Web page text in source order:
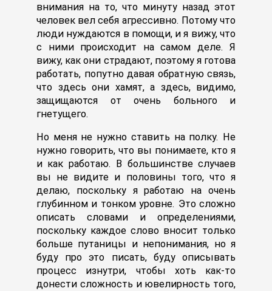
внимания на то, что минуту назад этот
человек вел себя агрессивно. Потому что
люди нуждаются в помощи, и я вижу, что
с ними происходит на самом деле. Я
вижу, как они страдают, поэтому я готова
работать, попутно давая обратную связь,
что здесь они хамят, а здесь, видимо,
защищаются от очень больного и
гнетущего.
Но меня не нужно ставить на полку. Не
нужно говорить, что вы понимаете, кто я
и как работаю. В большинстве случаев
вы не видите и половины того, что я
делаю, поскольку я работаю на очень
глубинном и тонком уровне. Это сложно
описать словами и определениями,
поскольку каждое слово вносит только
больше путаницы и непонимания, но я
буду про это писать, буду описывать
процесс изнутри, чтобы хоть как-то
донести сложность и ювелирность того,